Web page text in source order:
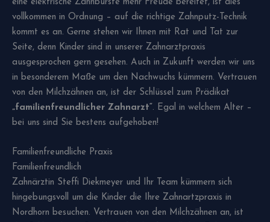
eine elektrische Zahnbürste mehr Freude bereitet, ist dies
vollkommen in Ordnung – auf die richtige Zahnputz-Technik
kommt es an. Gerne stehen wir Ihnen mit Rat und Tat zur
Seite, denn Kinder sind in unserer Zahnarztpraxis
ausgesprochen gern gesehen. Auch in Zukunft werden wir uns
in besonderem Maße um den Nachwuchs kümmern. Vertrauen
von den Milchzähnen an, ist der Schlüssel zum Prädikat
„familienfreundlicher Zahnarzt“. Egal in welchem Alter –
bei uns sind Sie bestens aufgehoben!
Familienfreundliche Praxis
Familienfreundlich
Zahnärztin Steffi Diekmeyer und Ihr Team kümmern sich
hingebungsvoll um die Kinder die Ihre Zahnartzpraxis in
Nordhorn besuchen. Vertrauen von den Milchzähnen an, ist